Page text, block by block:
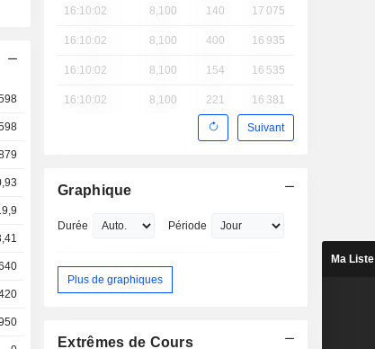
16:10:02 8,100 140 17 075
16:10:02 8,100 400 16 935
16:10:02 8,100 154 16 535
16:10:02 8,100 221 16 381
Suivant
Graphique
Durée Période
Plus de graphiques
Extrêmes de Cours
Ma Liste